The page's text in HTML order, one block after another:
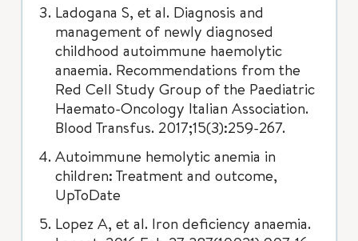
Ladogana S, et al. Diagnosis and
management of newly diagnosed
childhood autoimmune haemolytic
anaemia. Recommendations from the
Red Cell Study Group of the Paediatric
Haemato-Oncology Italian Association.
Blood Transfus. 2017;15(3):259-267.
Autoimmune hemolytic anemia in
children: Treatment and outcome,
UpToDate
Lopez A, et al. Iron deficiency anaemia.